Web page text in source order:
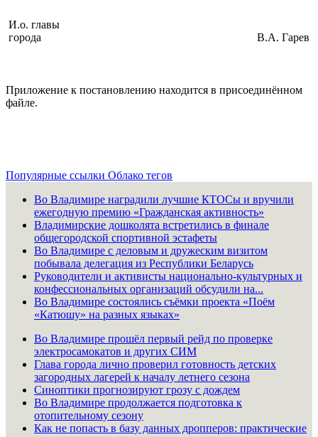
И.о. главы
города
В.А. Гарев
Приложение к постановлению находится в присоединённом
файле.
Популярные ссылки Облако тегов
Во Владимире наградили лучшие КТОСы и вручили
ежегодную премию «Гражданская активность»
Владимирские дошколята встретились в финале
общегородской спортивной эстафеты
Во Владимире с деловым и дружеским визитом
побывала делегация из Республики Беларусь
Руководители и активисты национально-культурных и
конфессиональных организаций обсудили на...
Во Владимире состоялись съёмки проекта «Поём
«Катюшу» на разных языках»
Во Владимире прошёл первый рейд по проверке
электросамокатов и других СИМ
Глава города лично проверил готовность детских
загородных лагерей к началу летнего сезона
Синоптики прогнозируют грозу с дождем
Во Владимире продолжается подготовка к
отопительному сезону
Как не попасть в базу данных дропперов: практические